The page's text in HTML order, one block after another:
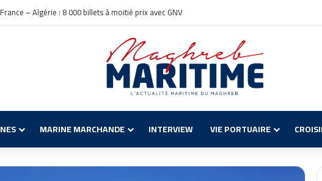
CTN Civitavecchia : Solutions pour les Voyageurs
MARINE MARCHANDE INTERVIEW VIE PORTUAIRE